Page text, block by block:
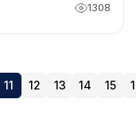
1308
11 12 13 14 15